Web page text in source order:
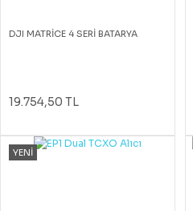
DJI MATRİCE 4 SERİ BATARYA
19.754,50 TL
YENİ